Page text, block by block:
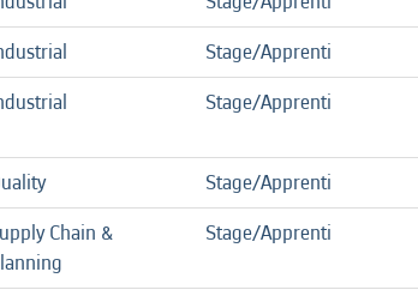
Stage/Apprenti
Stage/Apprenti
Stage/Apprenti
Chain &
Stage/Apprenti